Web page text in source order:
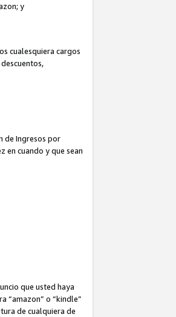
y
cualesquiera cargos
de Ingresos por
en cuando y que sean
que usted haya
“amazon” o “kindle”
de cualquiera de